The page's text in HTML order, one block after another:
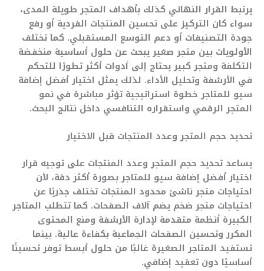
يرتبط القرار النهائي كذلك بأهداف المتجر طويلة المدى،
سواء كان التركيز على تحسين المنتجات الفردية أو رفع
جودة التصنيفات أو دعم التوسع المستقبلي. كما تختلف
الأولويات بين متجر صغير يبحث عن حلول أساسية منخفضة
التكلفة ومتجر كبير يحتاج إلى أدوات أكثر تطورًا للتحكم
في الأرشفة وتحليل الأداء. لذلك يمثل اختيار أفضل إضافة
سيو للمتاجر خطوة استراتيجية تؤثر مباشرة في نمو
المتجر الرقمي واستقراره التنافسي داخل نتائج البحث.
تحديد حجم المتجر وعدد المنتجات قبل الاختيار
يساعد تحديد حجم المتجر وعدد المنتجات على توجيه قرار
اختيار أفضل إضافة سيو للمتاجر بصورة أكثر دقة، لأن
احتياجات متجر ناشئ محدود المنتجات تختلف جذريًا عن
احتياجات متجر ضخم يضم آلاف الصفحات. كما تتطلب المتاجر
الكبيرة أنظمة متقدمة لإدارة الأرشفة ومنع المحتوى
المكرر وتحسين الصفحات الجماعية بكفاءة عالية. بينما
تستفيد المتاجر الصغيرة غالبًا من حلول أبسط توفر تحسينًا
أساسيًا دون تعقيد إضافي.